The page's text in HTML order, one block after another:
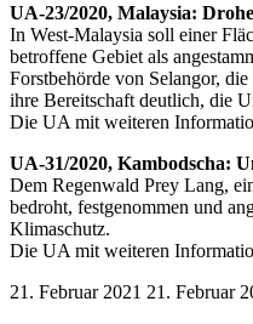
UA-23/2020, Malaysia:
In West-Malaysia soll einer
betroffene Gebiet als
Forstbehörde von Selangor,
ihre Bereitschaft deutlich, die
Die UA mit weiteren
UA-31/2020, Kambodscha:
Dem Regenwald Prey Lang,
bedroht, festgenommen und
Klimaschutz.
Die UA mit weiteren
21. Februar 2021 21. Februar